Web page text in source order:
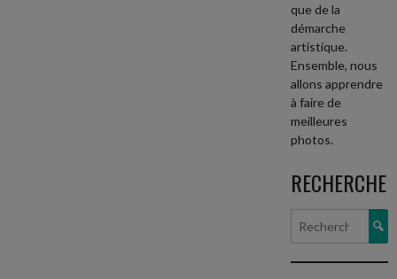
que de la
démarche
artistique.
Ensemble, nous
allons apprendre
à faire de
meilleures
photos.
RECHERCHE